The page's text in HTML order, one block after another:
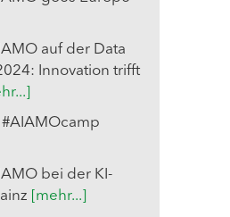
auf der Data
Innovation trifft
#AIAMOcamp
bei der KI-
[mehr...]